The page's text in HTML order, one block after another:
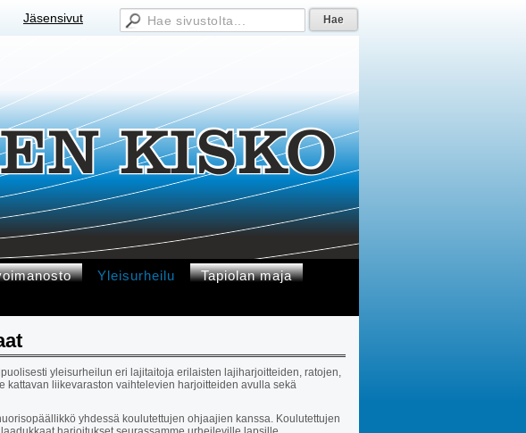
Jäsensivut
Yleisurheilu
Tapiolan maja
yleisurheilun eri lajitaitoja erilaisten lajiharjoitteiden, ratojen,
liikevaraston vaihtelevien harjoitteiden avulla sekä
yhdessä koulutettujen ohjaajien kanssa. Koulutettujen